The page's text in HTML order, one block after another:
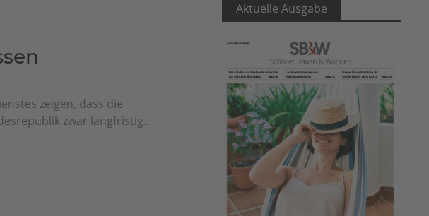
zeigen, dass die
zwar langfristig...
Aktuelle Ausgabe